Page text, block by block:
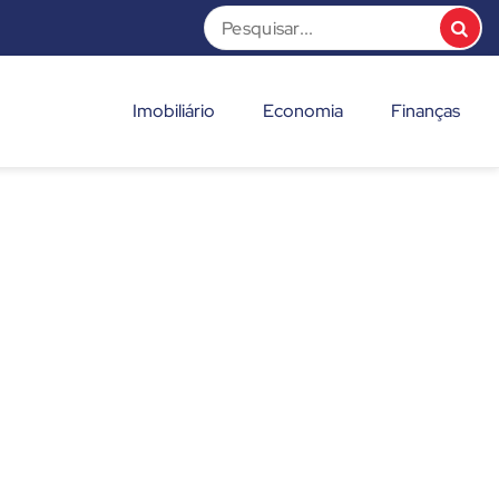
Imobiliário Economia Finanças